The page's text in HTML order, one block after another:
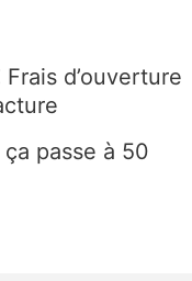
d’ouverture
passe à 50